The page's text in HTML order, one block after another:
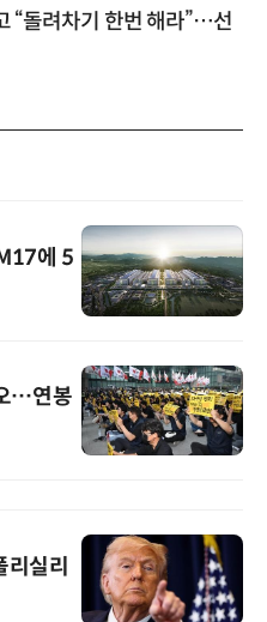
“돌려차기 한번 해라”…선
에 5
…연봉
실리